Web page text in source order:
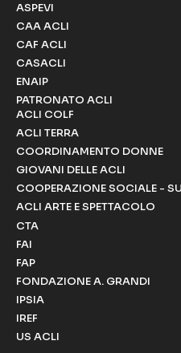
ASPEVI
CAA ACLI
CAF ACLI
CASACLI
ENAIP
PATRONATO ACLI
ACLI COLF
ACLI TERRA
COORDINAMENTO DONNE
GIOVANI DELLE ACLI
COOPERAZIONE SOCIALE -
ACLI ARTE E SPETTACOLO
CTA
FAI
FAP
FONDAZIONE A. GRANDI
IPSIA
IREF
US ACLI